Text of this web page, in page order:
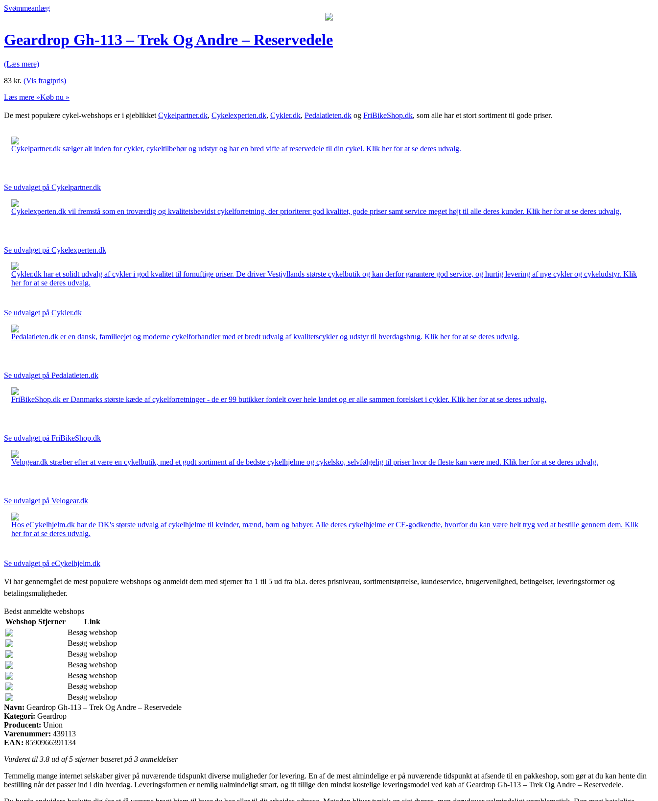
Svømmeanlæg
Geardrop Gh-113 – Trek Og Andre – Reservedele
(Læs mere)
83 kr. (Vis fragtpris)
Læs mere »Køb nu »
De mest populære cykel-webshops er i øjeblikket Cykelpartner.dk, Cykelexperten.dk, Cykler.dk, Pedalatleten.dk og FriBikeShop.dk, som alle har et stort sortiment til gode priser.
Cykelpartner.dk sælger alt inden for cykler, cykeltilbehør og udstyr og har en bred vifte af reservedele til din cykel. Klik her for at se deres udvalg.
Se udvalget på Cykelpartner.dk
Cykelexperten.dk vil fremstå som en troværdig og kvalitetsbevidst cykelforretning, der prioriterer god kvalitet, gode priser samt service meget højt til alle deres kunder. Klik her for at se deres udvalg.
Se udvalget på Cykelexperten.dk
Cykler.dk har et solidt udvalg af cykler i god kvalitet til fornuftige priser. De driver Vestjyllands største cykelbutik og kan derfor garantere god service, og hurtig levering af nye cykler og cykeludstyr. Klik
her for at se deres udvalg.
Se udvalget på Cykler.dk
Pedalatleten.dk er en dansk, familieejet og moderne cykelforhandler med et bredt udvalg af kvalitetscykler og udstyr til hverdagsbrug. Klik her for at se deres udvalg.
Se udvalget på Pedalatleten.dk
FriBikeShop.dk er Danmarks største kæde af cykelforretninger - de er 99 butikker fordelt over hele landet og er alle sammen forelsket i cykler. Klik her for at se deres udvalg.
Se udvalget på FriBikeShop.dk
Velogear.dk stræber efter at være en cykelbutik, med et godt sortiment af de bedste cykelhjelme og cykelsko, selvfølgelig til priser hvor de fleste kan være med. Klik her for at se deres udvalg.
Se udvalget på Velogear.dk
Hos eCykelhjelm.dk har de DK's største udvalg af cykelhjelme til kvinder, mænd, børn og babyer. Alle deres cykelhjelme er CE-godkendte, hvorfor du kan være helt tryg ved at bestille gennem dem. Klik
her for at se deres udvalg.
Se udvalget på eCykelhjelm.dk
Vi har gennemgået de mest populære webshops og anmeldt dem med stjerner fra 1 til 5 ud fra bl.a. deres prisniveau, sortimentstørrelse, kundeservice, brugervenlighed, betingelser, leveringsformer og
betalingsmuligheder.
Bedst anmeldte webshops
Webshop Stjerner
Link
Besøg webshop
Besøg webshop
Besøg webshop
Besøg webshop
Besøg webshop
Besøg webshop
Besøg webshop
Navn: Geardrop Gh-113 – Trek Og Andre – Reservedele
Kategori: Geardrop
Producent: Union
Varenummer: 439113
EAN: 8590966391134
Vurderet til 3.8 ud af 5 stjerner baseret på 3 anmeldelser
Temmelig mange internet selskaber giver på nuværende tidspunkt diverse muligheder for levering. En af de mest almindelige er på nuværende tidspunkt at afsende til en pakkeshop, som gør at du kan hente din
bestilling når det passer ind i din hverdag. Leveringsformen er nemlig ualmindeligt smart, og tit tillige den mindst kostelige leveringsmodel ved køb af Geardrop Gh-113 – Trek Og Andre – Reservedele.